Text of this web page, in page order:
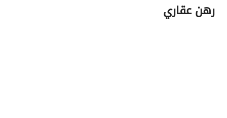
رهن عقاري